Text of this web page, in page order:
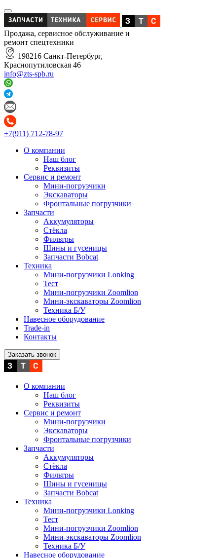
Продажа, сервисное обслуживание и
ремонт спецтехники
198216 Санкт-Петербург,
Краснопутиловская 46
info@zts-spb.ru
+7(911) 712-78-97
О компании
Наш блог
Реквизиты
Сервис и ремонт
Мини-погрузчики
Экскаваторы
Фронтальные погрузчики
Запчасти
Аккумуляторы
Стёкла
Фильтры
Шины и гусеницы
Запчасти Bobcat
Техника
Мини-погрузчики Lonking
Тест
Мини-погрузчики Zoomlion
Мини-экскаваторы Zoomlion
Техника Б/У
Навесное оборудование
Trade-in
Контакты
Заказать звонок
О компании
Наш блог
Реквизиты
Сервис и ремонт
Мини-погрузчики
Экскаваторы
Фронтальные погрузчики
Запчасти
Аккумуляторы
Стёкла
Фильтры
Шины и гусеницы
Запчасти Bobcat
Техника
Мини-погрузчики Lonking
Тест
Мини-погрузчики Zoomlion
Мини-экскаваторы Zoomlion
Техника Б/У
Навесное оборудование